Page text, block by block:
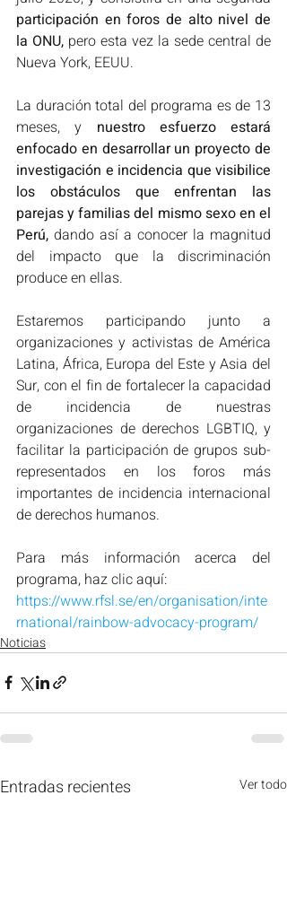
participación en foros de alto nivel de
la ONU, pero esta vez la sede central de
Nueva York, EEUU.
La duración total del programa es de 13
meses, y nuestro esfuerzo estará
enfocado en desarrollar un proyecto de
investigación e incidencia que visibilice
los obstáculos que enfrentan las
parejas y familias del mismo sexo en el
Perú, dando así a conocer la magnitud
del impacto que la discriminación
produce en ellas.
Estaremos participando junto a
organizaciones y activistas de América
Latina, África, Europa del Este y Asia del
Sur, con el fin de fortalecer la capacidad
de incidencia de nuestras
organizaciones de derechos LGBTIQ, y
facilitar la participación de grupos sub-
representados en los foros más
importantes de incidencia internacional
de derechos humanos.
Para más información acerca del
programa, haz clic aquí:
https://www.rfsl.se/en/organisation/inte
rnational/rainbow-advocacy-program/
Noticias
Entradas recientes Ver todo